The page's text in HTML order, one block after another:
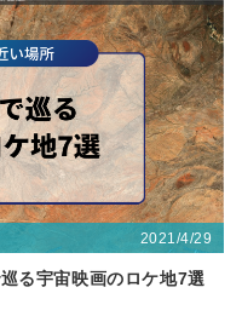
2021/4/29
る宇宙映画のロケ地7選